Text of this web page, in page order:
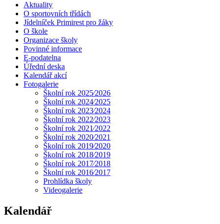
Aktuality
O sportovních třídách
Jídelníček Primirest pro žáky
O škole
Organizace školy
Povinné informace
E-podatelna
Úřední deska
Kalendář akcí
Fotogalerie
Školní rok 2025⁄2026
Školní rok 2024⁄2025
Školní rok 2023⁄2024
Školní rok 2022⁄2023
Školní rok 2021⁄2022
Školní rok 2020⁄2021
Školní rok 2019⁄2020
Školní rok 2018⁄2019
Školní rok 2017⁄2018
Školní rok 2016⁄2017
Prohlídka školy
Videogalerie
Kalendář